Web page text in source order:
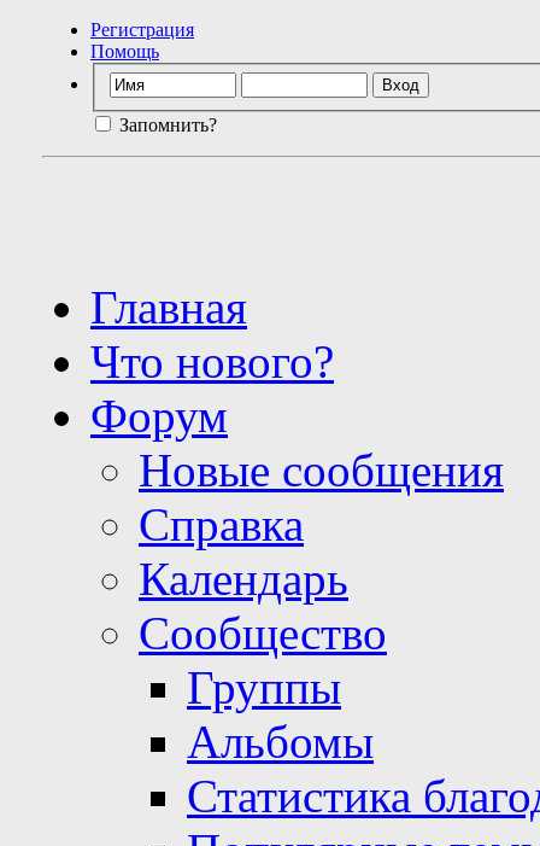
Регистрация
Помощь
Запомнить?
Главная
Что нового?
Форум
Новые сообщения
Справка
Календарь
Сообщество
Группы
Альбомы
Статистика